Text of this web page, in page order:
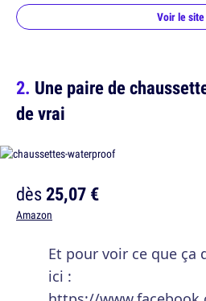
Voir le site
Une paire de
de vrai
dès25,07 €
Amazon
Et pour voir ce que ça
ici :